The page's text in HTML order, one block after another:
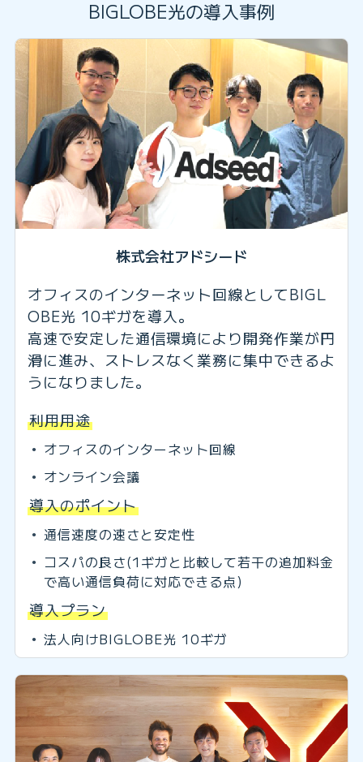
BIGLOBE光の導入事例
株式会社アドシード
オフィスのインターネット回線としてBIGL
OBE光 10ギガを導入。
高速で安定した通信環境により開発作業が円
滑に進み、ストレスなく業務に集中できるよ
うになりました。
利用用途
オフィスのインターネット回線
オンライン会議
導入のポイント
通信速度の速さと安定性
コスパの良さ(1ギガと比較して若干の追加料金
で高い通信負荷に対応できる点)
導入プラン
法人向けBIGLOBE光 10ギガ